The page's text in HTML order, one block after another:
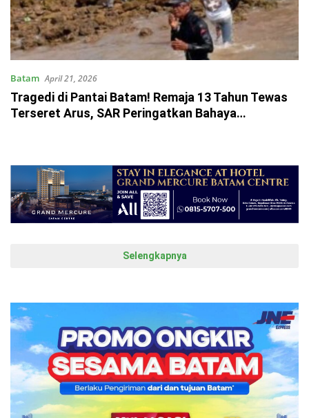
Batam April 21, 2026
Tragedi di Pantai Batam! Remaja 13 Tahun Tewas
Terseret Arus, SAR Peringatkan Bahaya
Selengkapnya